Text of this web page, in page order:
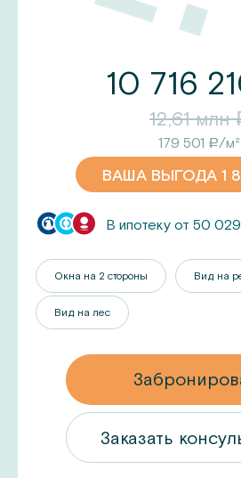
10 716
12,61млн
179 501 a/м²
ВАША ВЫГОДА 1
В ипотеку от 50 029
Окна на 2 стороны Вид на
Вид на лес
Заказать